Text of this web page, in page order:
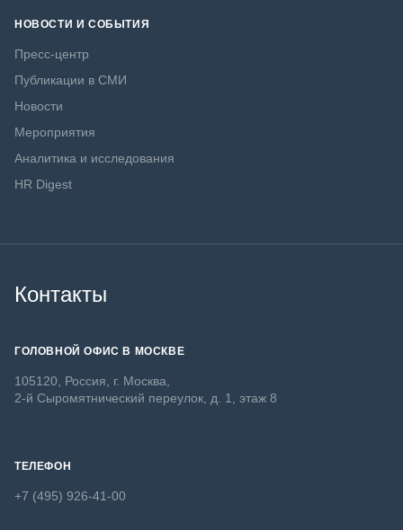
НОВОСТИ И СОБЫТИЯ
Пресс-центр
Публикации в СМИ
Новости
Мероприятия
Аналитика и исследования
HR Digest
Контакты
ГОЛОВНОЙ ОФИС В МОСКВЕ
105120, Россия, г. Москва,
2-й Сыромятнический переулок, д. 1, этаж 8
ТЕЛЕФОН
+7 (495) 926-41-00